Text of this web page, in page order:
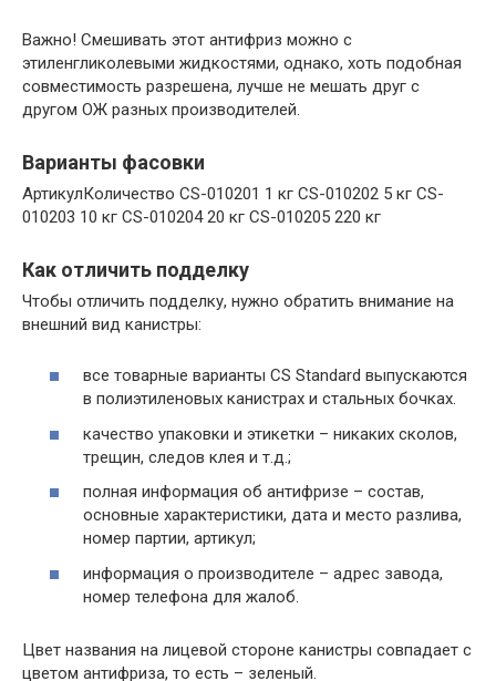
Важно! Смешивать этот антифриз можно с
этиленгликолевыми жидкостями, однако, хоть подобная
совместимость разрешена, лучше не мешать друг с
другом ОЖ разных производителей.
Варианты фасовки
АртикулКоличество CS-010201 1 кг CS-010202 5 кг CS-
010203 10 кг CS-010204 20 кг CS-010205 220 кг
Как отличить подделку
Чтобы отличить подделку, нужно обратить внимание на
внешний вид канистры:
все товарные варианты CS Standard выпускаются
в полиэтиленовых канистрах и стальных бочках.
качество упаковки и этикетки – никаких сколов,
трещин, следов клея и т.д.;
полная информация об антифризе – состав,
основные характеристики, дата и место разлива,
номер партии, артикул;
информация о производителе – адрес завода,
номер телефона для жалоб.
Цвет названия на лицевой стороне канистры совпадает с
цветом антифриза, то есть – зеленый.